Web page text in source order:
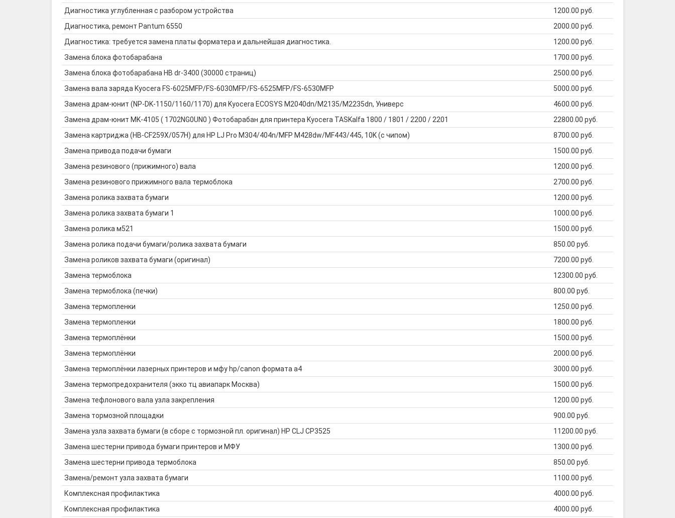
Диагностика углубленная с разбором устройства
1200.00 руб.
Диагностика, ремонт Pantum 6550
2000.00 руб.
Диагностика: требуется замена платы форматера и дальнейшая диагностика.
1200.00 руб.
Замена блока фотобарабана
1700.00 руб.
Замена блока фотобарабана HB dr-3400 (30000 страниц)
2500.00 руб.
Замена вала заряда Kyocera FS-6025MFP/FS-6030MFP/FS-6525MFP/FS-6530MFP
5000.00 руб.
Замена драм-юнит (NP-DK-1150/1160/1170) для Kyocera ECOSYS M2040dn/M2135/M2235dn, Универс
4600.00 руб.
Замена драм-юнит MK-4105 ( 1702NG0UN0 ) Фотобарабан для принтера Kyocera TASKalfa 1800 / 1801 / 2200 / 2201
22800.00 руб.
Замена картриджа (HB-CF259X/057H) для HP LJ Pro M304/404n/MFP M428dw/MF443/445, 10K (с чипом)
8700.00 руб.
Замена привода подачи бумаги
1500.00 руб.
Замена резинового (прижимного) вала
1200.00 руб.
Замена резинового прижимного вала термоблока
2700.00 руб.
Замена ролика захвата бумаги
1200.00 руб.
Замена ролика захвата бумаги 1
1000.00 руб.
Замена ролика м521
1500.00 руб.
Замена ролика подачи бумаги/ролика захвата бумаги
850.00 руб.
Замена роликов захвата бумаги (оригинал)
7200.00 руб.
Замена термоблока
12300.00 руб.
Замена термоблока (печки)
800.00 руб.
Замена термопленки
1250.00 руб.
Замена термопленки
1800.00 руб.
Замена термоплёнки
1500.00 руб.
Замена термоплёнки
2000.00 руб.
Замена термоплёнки лазерных принтеров и мфу hp/canon формата а4
3000.00 руб.
Замена термопредохранителя (экко тц авиапарк Москва)
1500.00 руб.
Замена тефлонового вала узла закрепления
1200.00 руб.
Замена тормозной площадки
900.00 руб.
Замена узла захвата бумаги (в сборе с тормозной пл. оригинал) HP CLJ CP3525
11200.00 руб.
Замена шестерни привода бумаги принтеров и МФУ
1300.00 руб.
Замена шестерни привода термоблока
850.00 руб.
Замена/ремонт узла захвата бумаги
1100.00 руб.
Комплексная профилактика
4000.00 руб.
Комплексная профилактика
4000.00 руб.